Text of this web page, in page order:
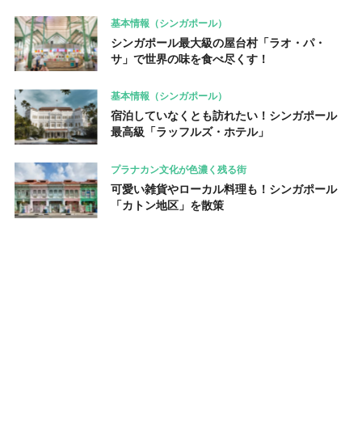
基本情報（シンガポール）
シンガポール最大級の屋台村「ラオ・パ・
サ」で世界の味を食べ尽くす！
基本情報（シンガポール）
宿泊していなくとも訪れたい！シンガポール
最高級「ラッフルズ・ホテル」
プラナカン文化が色濃く残る街
可愛い雑貨やローカル料理も！シンガポール
「カトン地区」を散策